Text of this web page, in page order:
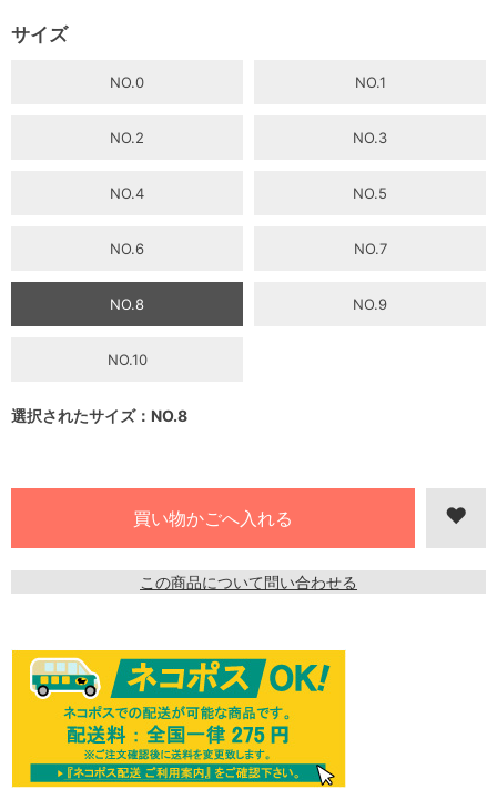
サイズ
NO.0 NO.1
NO.2 NO.3
NO.4 NO.5
NO.6 NO.7
NO.8 NO.9
NO.10
選択されたサイズ：NO.8
この商品について問い合わせる